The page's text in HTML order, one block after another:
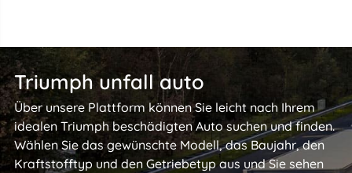
Triumph unfall auto
Über unsere Plattform können Sie leicht nach Ihrem
idealen Triumph beschädigten Auto suchen und finden.
Wählen Sie das gewünschte Modell, das Baujahr, den
Kraftstofftyp und den Getriebetyp aus und Sie sehen